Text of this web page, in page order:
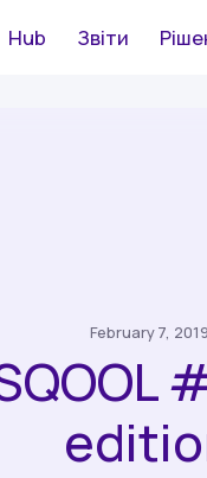
Hub Звіти
February 7, 2019